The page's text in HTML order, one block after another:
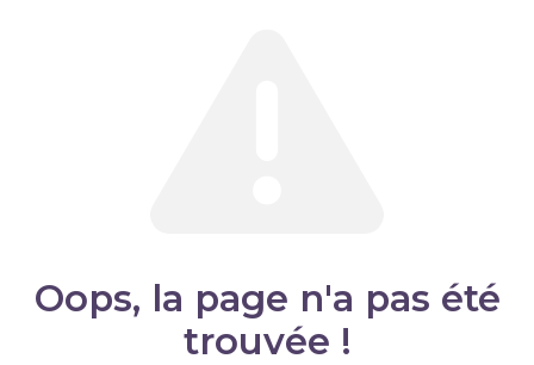
Oops, la page n'a pas été
trouvée !